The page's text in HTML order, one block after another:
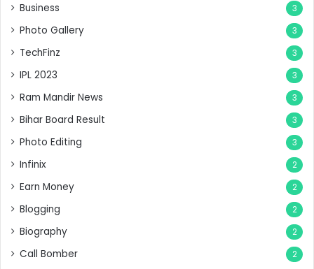
Business 3
Photo Gallery 3
TechFinz 3
IPL 2023 3
Ram Mandir News 3
Bihar Board Result 3
Photo Editing 3
Infinix 2
Earn Money 2
Blogging 2
Biography 2
Call Bomber 2